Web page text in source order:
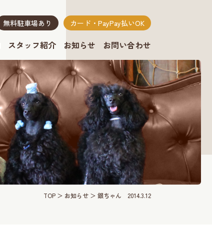
無料駐車場あり カード・PayPay払いOK
スタッフ紹介 お知らせ お問い合わせ
TOP お知らせ 銀ちゃん 2014.3.12